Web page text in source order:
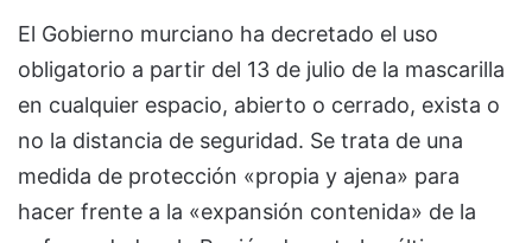
El Gobierno murciano ha decretado el uso
obligatorio a partir del 13 de julio de la mascarilla
en cualquier espacio, abierto o cerrado, exista o
no la distancia de seguridad. Se trata de una
medida de protección «propia y ajena» para
hacer frente a la «expansión contenida» de la